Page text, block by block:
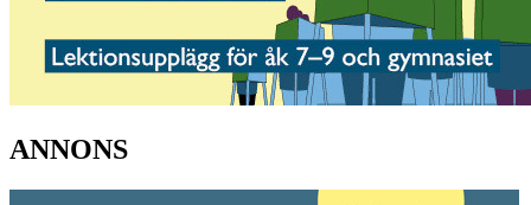
ANNONS